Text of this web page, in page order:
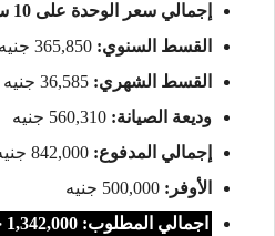
إجمالي سعر الوحدة على 10 سنوات:
القسط السنوي:
القسط الشهري:
وديعة الصيانة:
إجمالي المدفوع: 842,000 جنيه
الأوفر:
اجمالي المطلوب: 1,342,000 جنيه